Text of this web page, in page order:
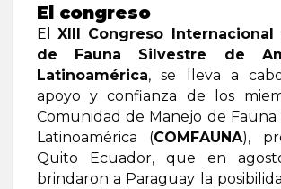
El congreso
El XIII Congreso Internacional
de Fauna Silvestre de
Latinoamérica, se lleva a
apoyo y confianza de los
Comunidad de Manejo de Fauna
Latinoamérica (COMFAUNA),
Quito Ecuador, que en
brindaron a Paraguay la